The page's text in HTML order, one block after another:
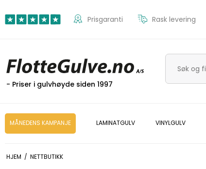
Prisgaranti Rask levering
- Priser i gulvhøyde siden 1997
MÅNEDENS KAMPANJE LAMINATGULV VINYLGULV
HJEM / NETTBUTIKK